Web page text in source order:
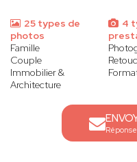
25 types de
photos
Famille
Couple
Immobilier &
Architecture
4